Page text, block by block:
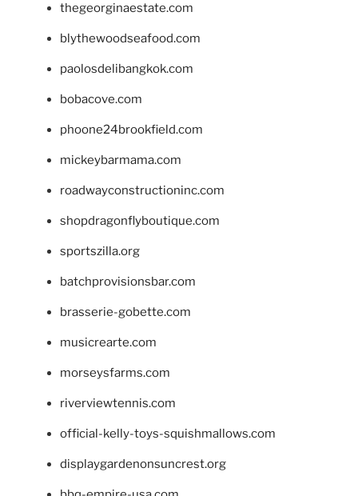
thegeorginaestate.com
blythewoodseafood.com
paolosdelibangkok.com
bobacove.com
phoone24brookfield.com
mickeybarmama.com
roadwayconstructioninc.com
shopdragonflyboutique.com
sportszilla.org
batchprovisionsbar.com
brasserie-gobette.com
musicrearte.com
morseysfarms.com
riverviewtennis.com
official-kelly-toys-squishmallows.com
displaygardenonsuncrest.org